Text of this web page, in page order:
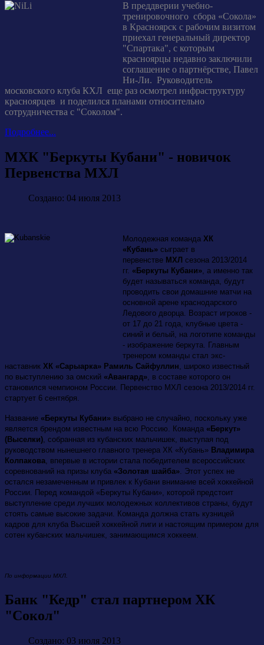
В преддверии учебно-
тренировочного сбора «Сокола»
в Красноярск с рабочим визитом
приехал генеральный директор
"Спартака", с которым
красноярцы недавно заключили
соглашение о партнёрстве, Павел
Ни-Ли. Руководитель
московского клуба КХЛ еще раз осмотрел инфраструктуру
красноярцев и поделился планами относительно
сотрудничества с "Соколом".
Подробнее...
МХК "Беркуты Кубани" - новичок
Первенства МХЛ
Создано: 04 июля 2013
Молодежная команда ХК
«Кубань» сыграет в
первенстве МХЛ сезона 2013/2014
гг. «Беркуты Кубани», а именно так
будет называться команда, будут
проводить свои домашние матчи на
основной арене краснодарского
Ледового дворца. Возраст игроков -
от 17 до 21 года, клубные цвета -
синий и белый, на логотипе команды
- изображение беркута. Главным
тренером команды стал экс-
наставник ХК «Сарыарка» Рамиль Сайфуллин, широко известный
по выступлению за омский «Авангард», в составе которого он
становился чемпионом России. Первенство МХЛ сезона 2013/2014 гг.
стартует 6 сентября.
Название «Беркуты Кубани» выбрано не случайно, поскольку уже
является брендом известным на всю Россию. Команда «Беркут»
(Выселки), собранная из кубанских мальчишек, выступая под
руководством нынешнего главного тренера ХК «Кубань» Владимира
Колпакова, впервые в истории стала победителем всероссийских
соревнований на призы клуба «Золотая шайба». Этот успех не
остался незамеченным и привлек к Кубани внимание всей хоккейной
России. Перед командой «Беркуты Кубани», которой предстоит
выступление среди лучших молодежных коллективов страны, будут
стоять самые высокие задачи. Команда должна стать кузницей
кадров для клуба Высшей хоккейной лиги и настоящим примером для
сотен кубанских мальчишек, занимающимся хоккеем.
По информации МХЛ.
Банк "Кедр" стал партнером ХК
"Сокол"
Создано: 03 июля 2013